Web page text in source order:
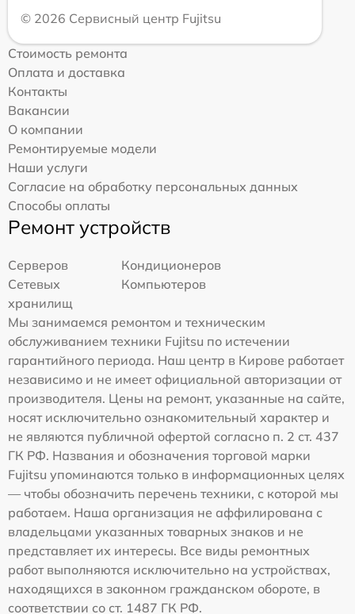
© 2026 Сервисный центр Fujitsu
Стоимость ремонта
Оплата и доставка
Контакты
Вакансии
О компании
Ремонтируемые модели
Наши услуги
Согласие на обработку персональных данных
Способы оплаты
Ремонт устройств
Серверов
Кондиционеров
Сетевых
хранилищ
Компьютеров
Мы занимаемся ремонтом и техническим
обслуживанием техники Fujitsu по истечении
гарантийного периода. Наш центр в Кирове работает
независимо и не имеет официальной авторизации от
производителя. Цены на ремонт, указанные на сайте,
носят исключительно ознакомительный характер и
не являются публичной офертой согласно п. 2 ст. 437
ГК РФ. Названия и обозначения торговой марки
Fujitsu упоминаются только в информационных целях
— чтобы обозначить перечень техники, с которой мы
работаем. Наша организация не аффилирована с
владельцами указанных товарных знаков и не
представляет их интересы. Все виды ремонтных
работ выполняются исключительно на устройствах,
находящихся в законном гражданском обороте, в
соответствии со ст. 1487 ГК РФ.